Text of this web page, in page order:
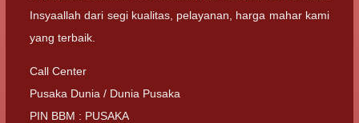
Insyaallah dari segi kualitas, pelayanan, harga mahar kami
yang terbaik.
Call Center
Pusaka Dunia / Dunia Pusaka
PIN BBM : PUSAKA